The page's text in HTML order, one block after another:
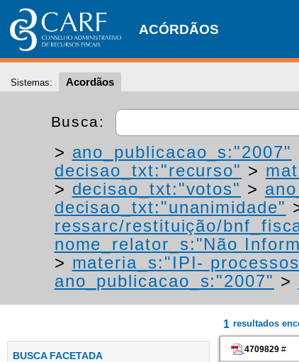
ACÓRDÃOS
Sistemas: Acordãos
Busca:
> ano_publicacao_s:"2007"
decisao_txt:"recurso" >
> decisao_txt:"votos" >
decisao_txt:"unanimidade"
ressarc/restituição/
nome_relator_s:"Não
> materia_s:"IPI-
ano_publicacao_s:"2007" >
BUSCA FACETADA
1 resultados
4709829 #